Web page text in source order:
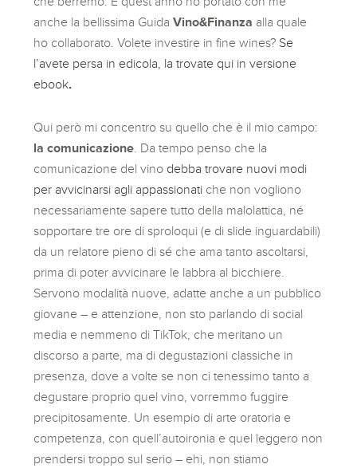
anche la bellissima GuidaVino&Finanza alla quale
ho collaborato. Volete investire in fine wines? Se
l’avete persa in edicola, la trovatequi in versione
ebook.
Qui però mi concentro su quello che è il mio campo:
la comunicazione . Da tempo penso che la
comunicazione del vino debba trovare nuovi modi
per avvicinarsi agli appassionati che non vogliono
necessariamente sapere tutto della malolattica, né
sopportare tre ore di sproloqui (e di slide inguardabili)
da un relatore pieno di sé che ama tanto ascoltarsi,
prima di poter avvicinare le labbra al bicchiere.
Servono modalità nuove, adatte anche a un pubblico
giovane – e attenzione, non sto parlando di social
media e nemmeno di TikTok, che meritano un
discorso a parte, ma di degustazioni classiche in
presenza, dove a volte se non ci tenessimo tanto a
degustare proprio quel vino, vorremmo fuggire
precipitosamente. Un esempio di arte oratoria e
competenza, con quell’autoironia e quel leggero non
prendersi troppo sul serio – ehi, non stiamo